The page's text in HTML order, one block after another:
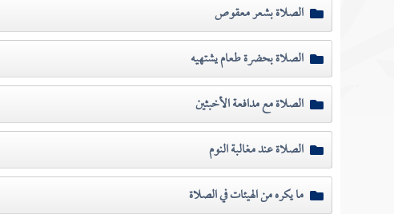
الصلاة بشعر معقوص
الصلاة بحضرة طعام يشتهيه
الصلاة مع مدافعة الأخبثين
الصلاة عند مغالبة النوم
ما يكره من الهيئات في الصلاة